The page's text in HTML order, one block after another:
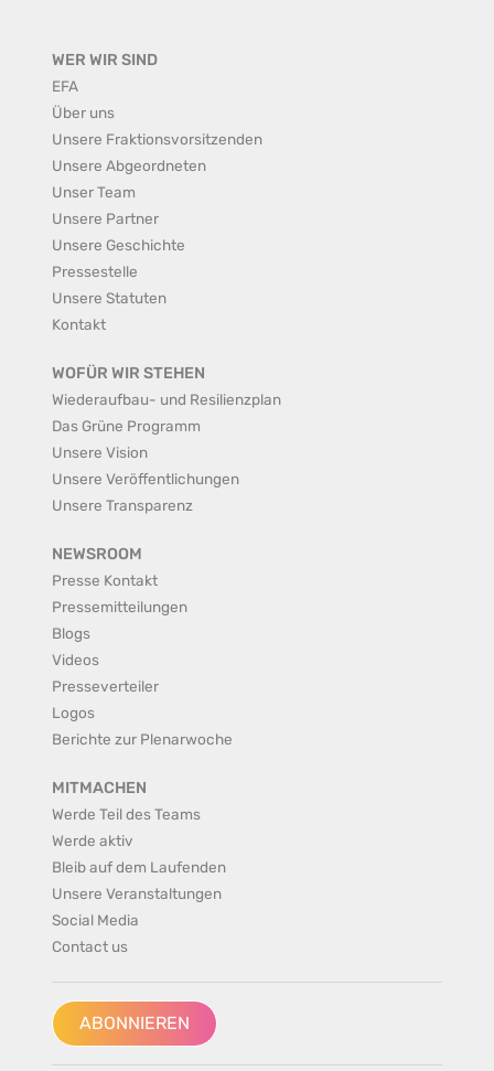
WER WIR SIND
EFA
Über uns
Unsere Fraktionsvorsitzenden
Unsere Abgeordneten
Unser Team
Unsere Partner
Unsere Geschichte
Pressestelle
Unsere Statuten
Kontakt
WOFÜR WIR STEHEN
Wiederaufbau- und Resilienzplan
Das Grüne Programm
Unsere Vision
Unsere Veröffentlichungen
Unsere Transparenz
NEWSROOM
Presse Kontakt
Pressemitteilungen
Blogs
Videos
Presseverteiler
Logos
Berichte zur Plenarwoche
MITMACHEN
Werde Teil des Teams
Werde aktiv
Bleib auf dem Laufenden
Unsere Veranstaltungen
Social Media
Contact us
ABONNIEREN